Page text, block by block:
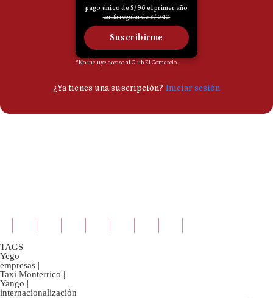
TAGS
Yego |
empresas |
Taxi Monterrico |
Yango |
internacionalización